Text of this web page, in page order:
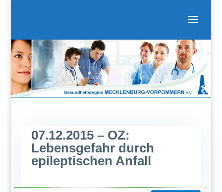
07.12.2015 – OZ:
Lebensgefahr durch
epileptischen Anfall